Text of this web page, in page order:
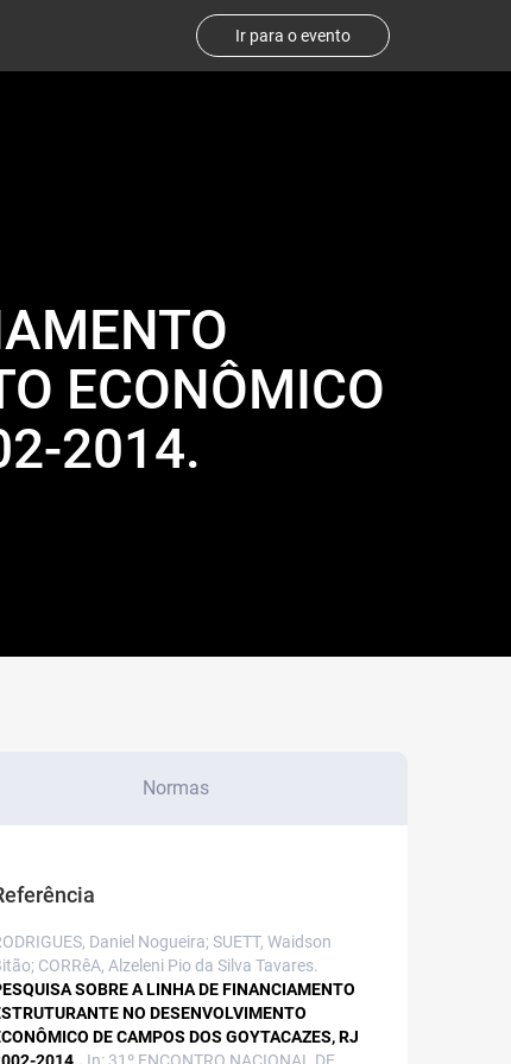
Ir para o evento
ECONÔMICO
2014.
Normas
Daniel Nogueira; SUETT, Waidson
CORRêA, Alzeleni Pio da Silva Tavares.
SOBRE A LINHA DE FINANCIAMENTO
NO DESENVOLVIMENTO
DE CAMPOS DOS GOYTACAZES, RJ